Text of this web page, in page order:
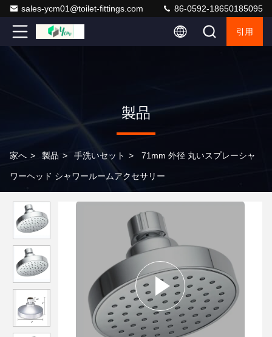
sales-ycm01@toilet-fittings.com 86-0592-18650185095
引用
製品
家へ > 製品 > 手洗いセット > 71mm 外径 丸いスプレーシャ
ワーヘッド シャワールームアクセサリー